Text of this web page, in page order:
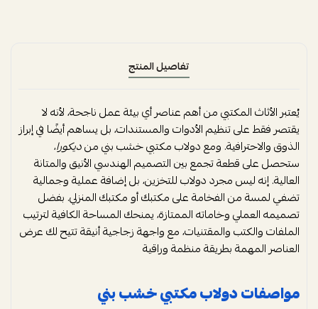
تفاصيل المنتج
يُعتبر الأثاث المكتبي من أهم عناصر أي بيئة عمل ناجحة، لأنه لا
يقتصر فقط على تنظيم الأدوات والمستندات، بل يساهم أيضًا في إبراز
الذوق والاحترافية. ومع دولاب مكتبي خشب بني منديكورا،
ستحصل على قطعة تجمع بين التصميم الهندسي الأنيق والمتانة
العالية. إنه ليس مجرد دولاب للتخزين، بل إضافة عملية وجمالية
تضفي لمسة من الفخامة على مكتبك أو مكتبك المنزلي. بفضل
تصميمه العملي وخاماته الممتازة، يمنحك المساحة الكافية لترتيب
الملفات والكتب والمقتنيات، مع واجهة زجاجية أنيقة تتيح لك عرض
العناصر المهمة بطريقة منظمة وراقية
مواصفات دولاب مكتبي خشب بني